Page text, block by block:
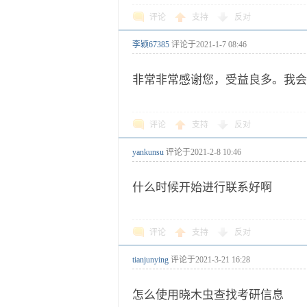
评论 支持 反对
李颖67385 评论于2021-1-7 08:46
非常非常感谢您，受益良多。我
评论 支持 反对
yankunsu 评论于2021-2-8 10:46
什么时候开始进行联系好啊
评论 支持 反对
tianjunying 评论于2021-3-21 16:28
怎么使用晓木虫查找考研信息